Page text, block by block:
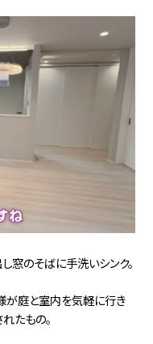
窓のそばに手洗いシンク。
が庭と室内を気軽に行き
たもの。